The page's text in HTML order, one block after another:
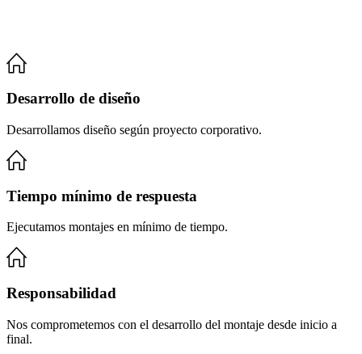
Desarrollo de diseño
Desarrollamos diseño según proyecto corporativo.
Tiempo mínimo de respuesta
Ejecutamos montajes en mínimo de tiempo.
Responsabilidad
Nos comprometemos con el desarrollo del montaje desde inicio a
final.